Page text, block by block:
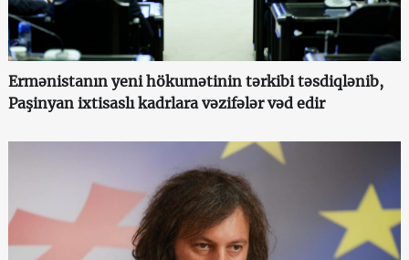
Ermənistanın yeni hökumətinin tərkibi təsdiqlənib,
Paşinyan ixtisaslı kadrlara vəzifələr vəd edir